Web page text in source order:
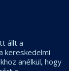
állt a
kereskedelmi
anélkül, hogy